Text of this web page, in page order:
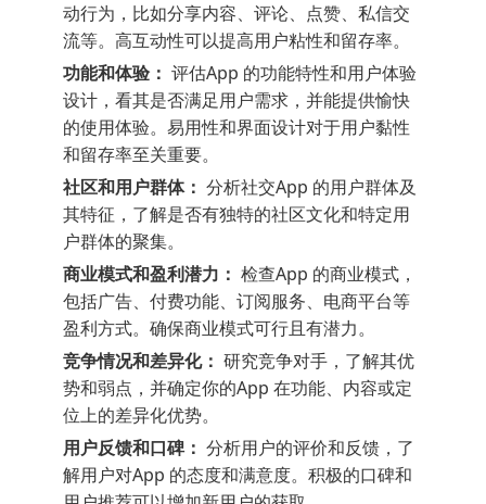
动行为，比如分享内容、评论、点赞、私信交
流等。高互动性可以提高用户粘性和留存率。
功能和体验： 评估App 的功能特性和用户体验
设计，看其是否满足用户需求，并能提供愉快
的使用体验。易用性和界面设计对于用户黏性
和留存率至关重要。
社区和用户群体： 分析社交App 的用户群体及
其特征，了解是否有独特的社区文化和特定用
户群体的聚集。
商业模式和盈利潜力： 检查App 的商业模式，
包括广告、付费功能、订阅服务、电商平台等
盈利方式。确保商业模式可行且有潜力。
竞争情况和差异化： 研究竞争对手，了解其优
势和弱点，并确定你的App 在功能、内容或定
位上的差异化优势。
用户反馈和口碑： 分析用户的评价和反馈，了
解用户对App 的态度和满意度。积极的口碑和